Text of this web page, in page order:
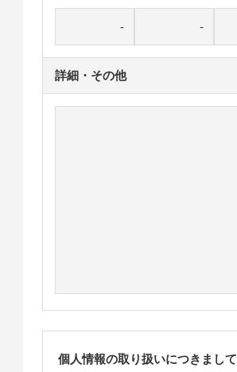
詳細・その他
個人情報の取り扱いにつきまして